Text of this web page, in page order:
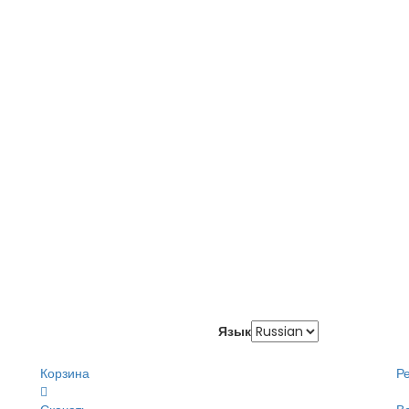
Язык
Корзина